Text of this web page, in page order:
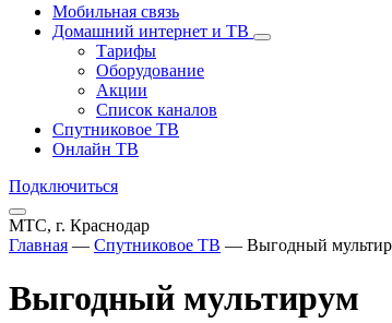
Мобильная связь
Домашний интернет и ТВ
Тарифы
Оборудование
Акции
Список каналов
Спутниковое ТВ
Онлайн ТВ
Подключиться
МТС, г. Краснодар
Главная — Спутниковое ТВ — Выгодный
Выгодный мультирум